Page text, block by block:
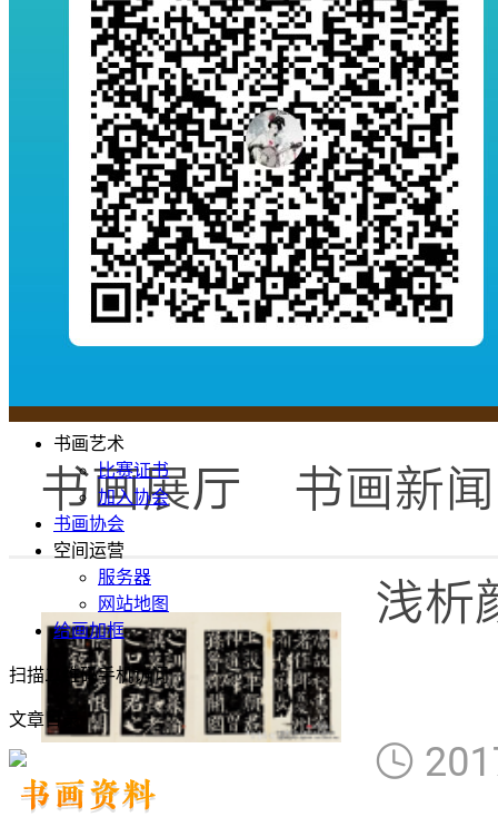
书画艺术
比赛证书
加入协会
书画协会
空间运营
服务器
网站地图
给画加框
扫描二维码手机访问
文章目录